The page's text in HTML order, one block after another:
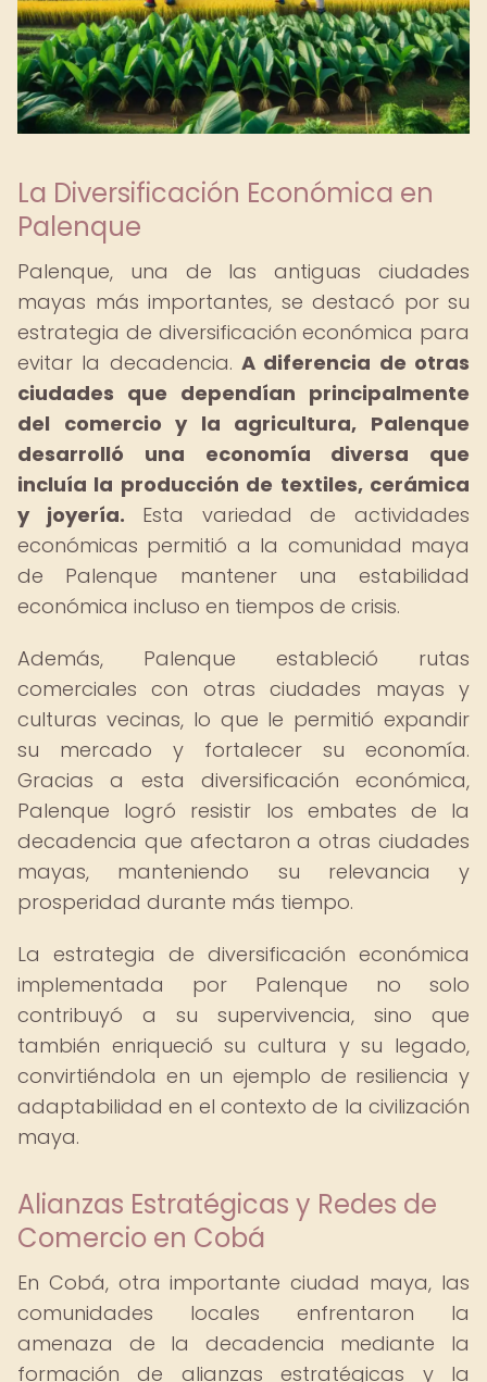
La Diversificación Económica en
Palenque
Palenque, una de las antiguas ciudades
mayas más importantes, se destacó por su
estrategia de diversificación económica para
evitar la decadencia. A diferencia de otras
ciudades que dependían principalmente
del comercio y la agricultura, Palenque
desarrolló una economía diversa que
incluía la producción de textiles, cerámica
y joyería. Esta variedad de actividades
económicas permitió a la comunidad maya
de Palenque mantener una estabilidad
económica incluso en tiempos de crisis.
Además, Palenque estableció rutas
comerciales con otras ciudades mayas y
culturas vecinas, lo que le permitió expandir
su mercado y fortalecer su economía.
Gracias a esta diversificación económica,
Palenque logró resistir los embates de la
decadencia que afectaron a otras ciudades
mayas, manteniendo su relevancia y
prosperidad durante más tiempo.
La estrategia de diversificación económica
implementada por Palenque no solo
contribuyó a su supervivencia, sino que
también enriqueció su cultura y su legado,
convirtiéndola en un ejemplo de resiliencia y
adaptabilidad en el contexto de la civilización
maya.
Alianzas Estratégicas y Redes de
Comercio en Cobá
En Cobá, otra importante ciudad maya, las
comunidades locales enfrentaron la
amenaza de la decadencia mediante la
formación de alianzas estratégicas y la